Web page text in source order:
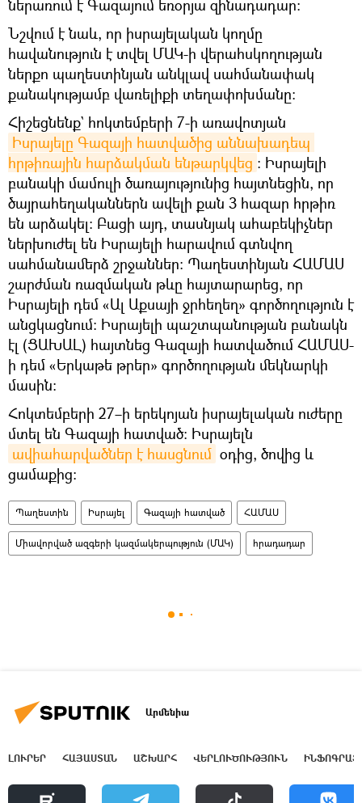
ներառում է Գազայում եռօրյա զինադադար:
Նշվում է նաև, որ իսրայելական կողմը
հավանություն է տվել ՄԱԿ-ի վերահսկողության
ներքո պաղեստինյան անկլավ սահմանափակ
քանակությամբ վառելիքի տեղափոխմանը:
Հիշեցնենք` հոկտեմբերի 7-ի առավոտյան
Իսրայելը Գազայի հատվածից աննախադեպ
հրթիռային հարձակման ենթարկվեց ։ Իսրայելի
բանակի մամուլի ծառայությունից հայտնեցին, որ
ծայրահեղականներն ավելի քան 3 հազար հրթիռ
են արձակել: Բացի այդ, տասնյակ ահաբեկիչներ
ներխուժել են Իսրայելի հարավում գտնվող
սահմանամերձ շրջաններ։ Պաղեստինյան ՀԱՄԱՍ
շարժման ռազմական թևը հայտարարեց, որ
Իսրայելի դեմ «Ալ Աքսայի ջրհեղեղ» գործողություն է
անցկացնում: Իսրայելի պաշտպանության բանակն
էլ (ՑԱԽԱԼ) հայտնեց Գազայի հատվածում ՀԱՄԱՍ-
ի դեմ «Երկաթե թրեր» գործողության մեկնարկի
մասին։
Հոկտեմբերի 27–ի երեկոյան իսրայելական ուժերը
մտել են Գազայի հատված։ Իսրայելն
ավիահարվածներ է հասցնում օդից, ծովից և
ցամաքից։
Պաղեստին Իսրայել Գազայի հատված ՀԱՄԱՍ
Միավորված ազգերի կազմակերպություն (ՄԱԿ) հրադադար
Արմենիա
ԼՈՒՐԵՐ ՀԱՅԱՍՏԱՆ ԱՇԽԱՐՀ ՎԵՐԼՈՒԾՈՒԹՅՈՒՆ